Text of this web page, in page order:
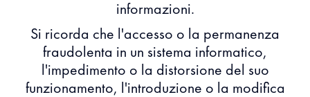
informazioni.
Si ricorda che l'accesso o la permanenza
fraudolenta in un sistema informatico,
l'impedimento o la distorsione del suo
funzionamento, l'introduzione o la modifica